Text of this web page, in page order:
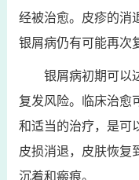
经被治愈。皮疹的消
银屑病仍有可能再次
银屑病初期可以
复发风险。临床治愈
和适当的治疗，是可
皮损消退，皮肤恢复
沉着和瘢痕。